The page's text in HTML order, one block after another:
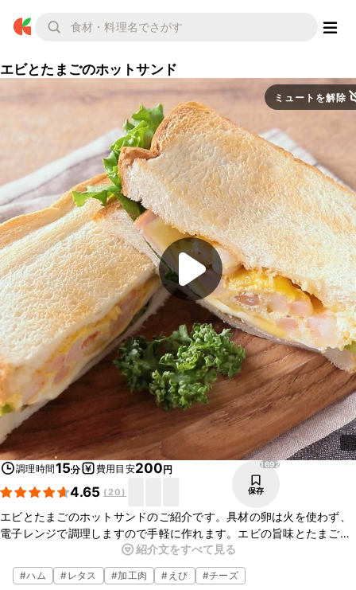
エビとたまごのホットサンド
ミュートを解除
調理時間15分 費用目安200円
4.65 (20)
1692
保存
エビとたまごのホットサンドのご紹介です。具材の卵は火を使わず、
電子レンジで調理しますので手軽に作れます。エビの旨味とたまごが
よく合いおいしいですよ。忙しいときや、朝ごはんにもおすすめの一
品です。この機会に、ぜひ作ってみてくださいね。
紹介文をすべて見る
#ハム #レタス #加工肉 # えび #チーズ